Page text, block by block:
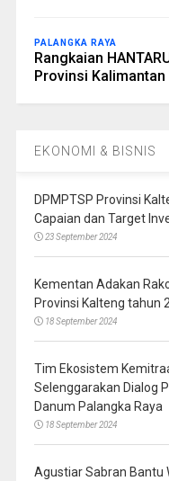
PALANGKA RAYA
Rangkaian
Provinsi
EKONOMI & BISNIS
DPMPTSP Provinsi
Capaian dan Target
23 September 2024
Kementan Adakan
Provinsi Kalteng tahun
18 September 2024
Tim Ekosistem
Selenggarakan Dialog
Danum Palangka Raya
18 September 2024
Agustiar Sabran Bantu